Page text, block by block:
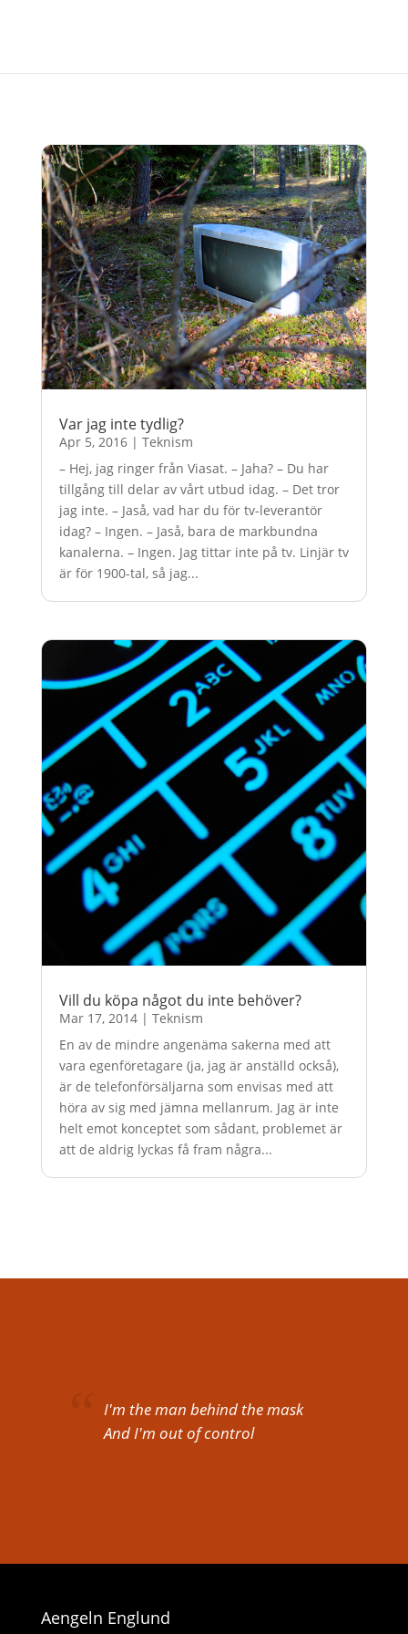
Var jag inte tydlig?
Apr 5, 2016| Teknism
– Hej, jag ringer från Viasat. – Jaha? – Du har
tillgång till delar av vårt utbud idag. – Det tror
jag inte. – Jaså, vad har du för tv-leverantör
idag? – Ingen. – Jaså, bara de markbundna
kanalerna. – Ingen. Jag tittar inte på tv. Linjär tv
är för 1900-tal, så jag...
Vill du köpa något du inte behöver?
Mar 17, 2014| Teknism
En av de mindre angenäma sakerna med att
vara egenföretagare (ja, jag är anställd också),
är de telefonförsäljarna som envisas med att
höra av sig med jämna mellanrum. Jag är inte
helt emot konceptet som sådant, problemet är
att de aldrig lyckas få fram några...
I'm the man behind the mask
And I'm out of control
Aengeln Englund